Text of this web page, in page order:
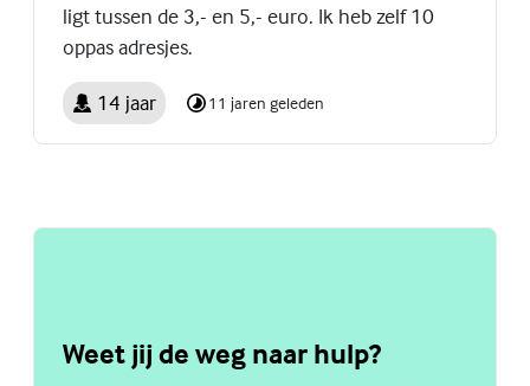
ligt tussen de 3,- en 5,- euro. Ik heb zelf 10
oppas adresjes.
14 jaar 11 jaren geleden
Weet jij de weg naar hulp?